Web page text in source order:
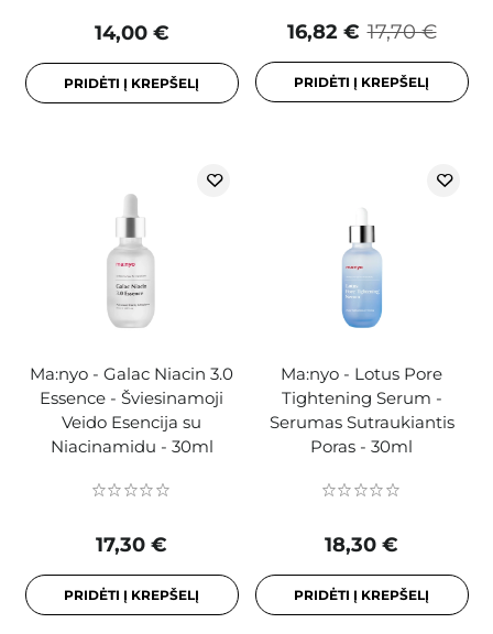
14,00 €
PRIDĖTI Į KREPŠELĮ
17,70 €
16,82 €
PRIDĖTI Į KREPŠELĮ
Ma:nyo - Galac Niacin 3.0
Essence - Šviesinamoji
Veido Esencija su
Niacinamidu - 30ml
17,30 €
PRIDĖTI Į KREPŠELĮ
Ma:nyo - Lotus Pore
Tightening Serum -
Serumas Sutraukiantis
Poras - 30ml
18,30 €
PRIDĖTI Į KREPŠELĮ